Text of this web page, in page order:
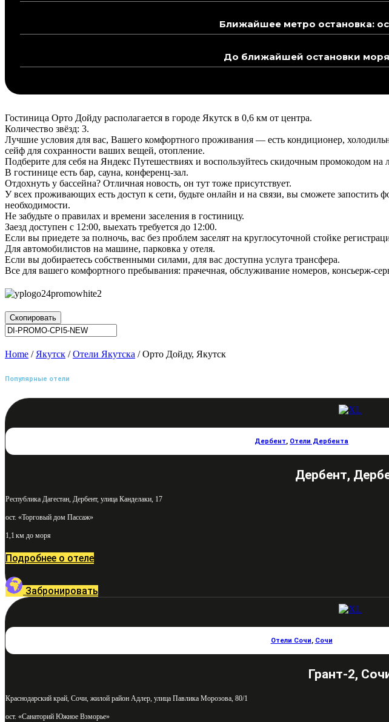
Ближайшее метро остановка:
До ближайшей остановки
Гостиница Орто Дойду располагается в городе Якутск в 0,6 км от центра.
Количество звёзд: 3.
Лучшие условия для вас, Вашего комфортного проживания — есть кондиционер,
сейф для сохранности ваших вещей, отопление.
Подберите для себя на Яндекс Путешествиях и воспользуйтесь скидочным промокодом
В гостинице есть бар, сауна, конференц-зал.
Отдохнуть у бассейна? Отличная новость, он тут тоже присутствует.
У всех проживающих есть доступ к сети, будьте онлайн и на связи, вы сможете запостить
необходимости.
Не забудьте о правилах и времени заселения в гостиницу.
Заезд доступен с 12:00, выехать требуется до 12:00.
Если вы приедете за полночь, вас без проблем заселят на круглосуточной стойке
Для автомобилистов на машине, парковка у отеля.
Если вы добираетесь собственными силами, для вас доступна услуга трансфера.
Все для вашего комфортного пребывания: прачечная, обслуживание номеров, консьерж-
Скопировать
Home / Якутск /Отели Якутска / Орто Дойду, Якутск
Популярные отели
Дербент, Отели Дербента
Дербент,
Республика Дагестан, Дербент, улица Канделаки, 17
ост. «Торговый дом Пассаж»
1,1 км до моря
Подробнее о отеле
Забронировать
Отели Сочи, Сочи
Грант-2,
Краснодарский край, Сочи, жилой район Адлер, улица Павлика Морозова, 80/1
ост. «Санаторий Южное Взморье»